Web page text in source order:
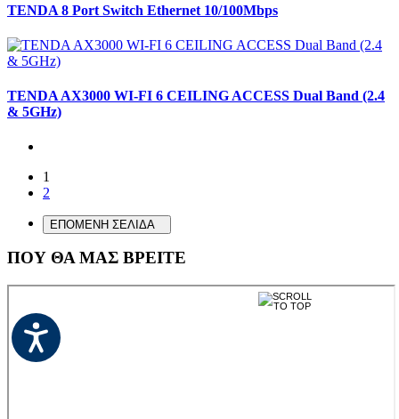
TENDA 8 Port Switch Ethernet 10/100Mbps
TENDA AX3000 WI-FI 6 CEILING ACCESS Dual Band (2.4
& 5GHz)
1
2
ΕΠΟΜΕΝΗ ΣΕΛΙΔΑ
ΠΟΥ ΘΑ ΜΑΣ ΒΡΕΙΤΕ